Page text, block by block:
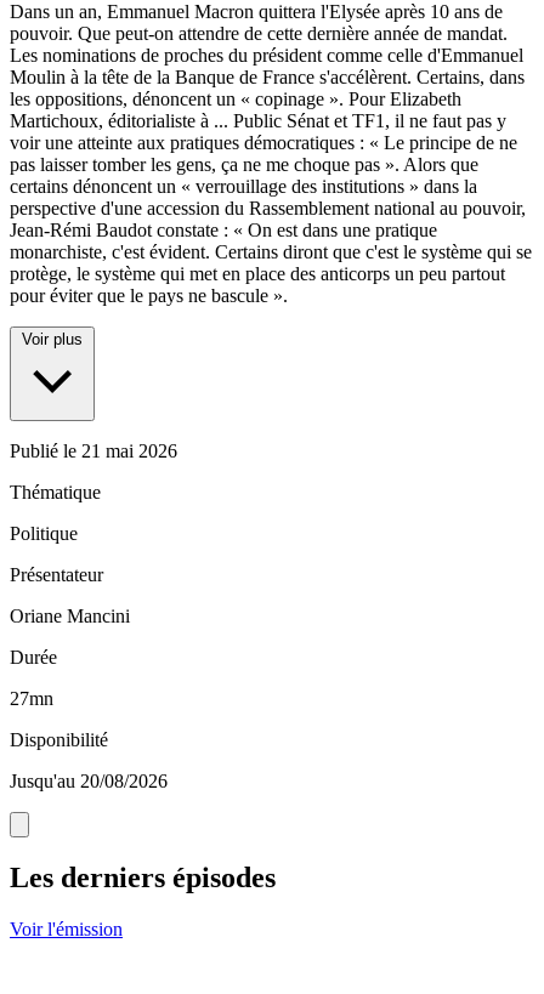
Dans un an, Emmanuel Macron quittera l'Elysée après 10 ans de
pouvoir. Que peut-on attendre de cette dernière année de mandat.
Les nominations de proches du président comme celle d'Emmanuel
Moulin à la tête de la Banque de France s'accélèrent. Certains, dans
les oppositions, dénoncent un « copinage ». Pour Elizabeth
Martichoux, éditorialiste à ... Public Sénat et TF1, il ne faut pas y
voir une atteinte aux pratiques démocratiques : « Le principe de ne
pas laisser tomber les gens, ça ne me choque pas ». Alors que
certains dénoncent un « verrouillage des institutions » dans la
perspective d'une accession du Rassemblement national au pouvoir,
Jean-Rémi Baudot constate : « On est dans une pratique
monarchiste, c'est évident. Certains diront que c'est le système qui se
protège, le système qui met en place des anticorps un peu partout
pour éviter que le pays ne bascule ».
Voir plus
Publié le 21 mai 2026
Thématique
Politique
Présentateur
Oriane Mancini
Durée
27mn
Disponibilité
Jusqu'au 20/08/2026
Les derniers épisodes
Voir l'émission